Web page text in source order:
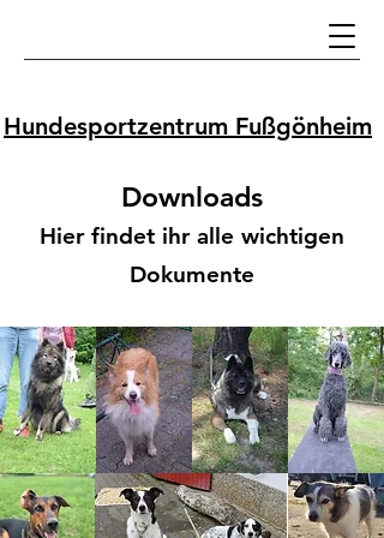
Hundesportzentrum Fußgönheim
Downloads
Hier findet ihr alle wichtigen
Dokumente